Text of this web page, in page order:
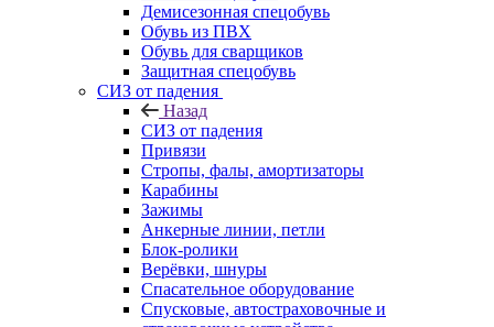
Демисезонная спецобувь
Обувь из ПВХ
Обувь для сварщиков
Защитная спецобувь
СИЗ от падения
Назад
СИЗ от падения
Привязи
Стропы, фалы, амортизаторы
Карабины
Зажимы
Анкерные линии, петли
Блок-ролики
Верёвки, шнуры
Спасательное оборудование
Спусковые, автостраховочные и